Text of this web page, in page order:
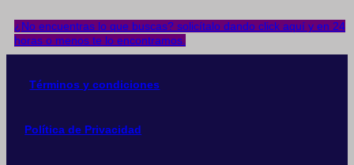
se
elegir
¿No encuentras lo que buscas? solicítalo dando click aquí y en 24
horas o menos te lo encontramos.
Términos y condiciones
Política de Privacidad